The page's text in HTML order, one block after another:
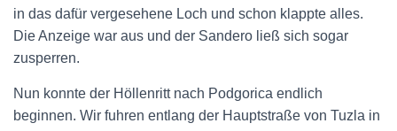
in das dafür vergesehene Loch und schon klappte alles.
Die Anzeige war aus und der Sandero ließ sich sogar
zusperren.
Nun konnte der Höllenritt nach Podgorica endlich
beginnen. Wir fuhren entlang der Hauptstraße von Tuzla in